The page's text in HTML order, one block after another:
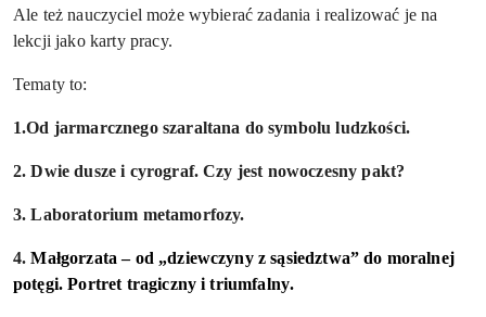
Ale też nauczyciel może wybierać zadania i realizować je na
lekcji jako karty pracy.
Tematy to:
1.Od jarmarcznego szaraltana do symbolu ludzkości.
2. Dwie dusze i cyrograf. Czy jest nowoczesny pakt?
3. Laboratorium metamorfozy.
4.Małgorzata – od „dziewczyny z sąsiedztwa” do moralnej
potęgi. Portret tragiczny i triumfalny.